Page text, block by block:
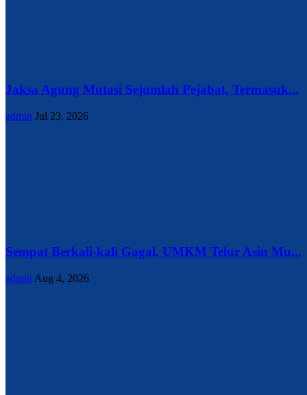
Jaksa Agung Mutasi Sejumlah Pejabat, Termasuk...
admin Jul 23, 2026
Sempat Berkali-kali Gagal, UMKM Telur Asin Mu...
admin Aug 4, 2026